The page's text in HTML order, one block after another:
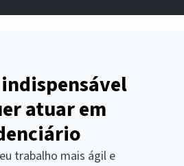
atuar em
trabalho mais ágil e